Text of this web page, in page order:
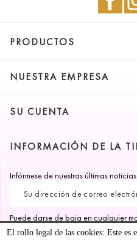
El rollo legal de las cookies: Este es
PRODUCTOS
NUESTRA EMPRESA
SU CUENTA
INFORMACIÓN DE LA
Infórmese de nuestras últimas
Puede darse de baja en cualquier
información de contacto en el aviso